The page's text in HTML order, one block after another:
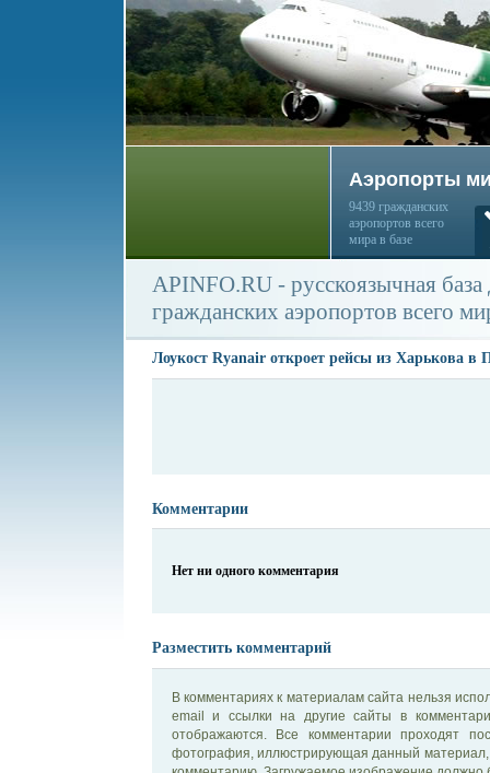
Аэропорты
9439 гражданских
аэропортов всего
мира в базе
APINFO.RU - русскоязычная
гражданских аэропортов всего
Лоукост Ryanair откроет рейсы из Харькова в
Комментарии
Нет ни одного комментария
Разместить комментарий
В комментариях к материалам сайта нельзя
email и ссылки на другие сайты в
отображаются. Все комментарии проходят
фотография, иллюстрирующая данный материал,